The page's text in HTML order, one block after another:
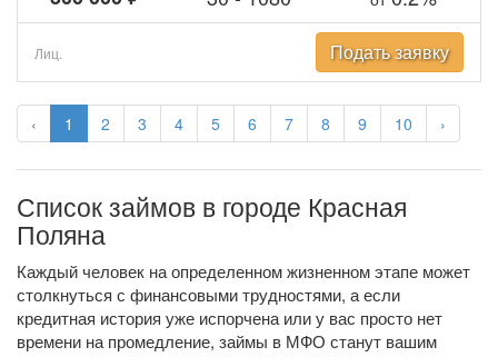
‹ 1 2 3 4 5 6 7 8 9 10 ›
Лиц. Подать заявку
Список займов в городе Красная
Поляна
Каждый человек на определенном жизненном этапе может
столкнуться с финансовыми трудностями, а если
кредитная история уже испорчена или у вас просто нет
времени на промедление, займы в МФО станут вашим